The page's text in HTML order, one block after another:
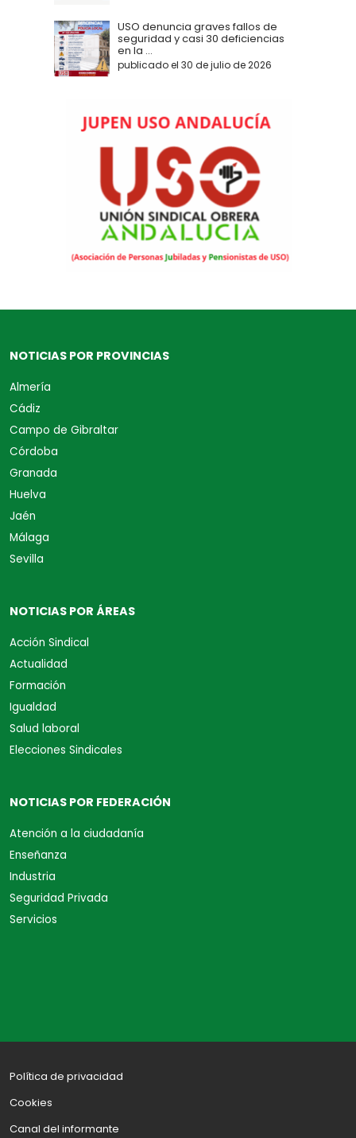
USO denuncia graves fallos de
seguridad y casi 30 deficiencias
en la ...
publicado el 30 de julio de 2026
NOTICIAS POR PROVINCIAS
Almería
Cádiz
Campo de Gibraltar
Córdoba
Granada
Huelva
Jaén
Málaga
Sevilla
NOTICIAS POR ÁREAS
Acción Sindical
Actualidad
Formación
Igualdad
Salud laboral
Elecciones Sindicales
NOTICIAS POR FEDERACIÓN
Atención a la ciudadanía
Enseñanza
Industria
Seguridad Privada
Servicios
Política de privacidad
Cookies
Canal del informante